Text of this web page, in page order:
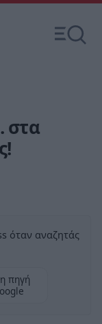
στα
όταν αναζητάς
πηγή